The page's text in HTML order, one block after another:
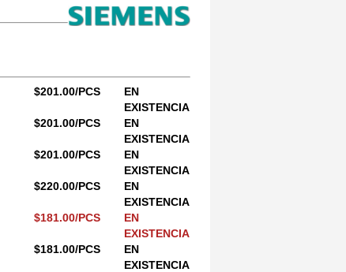
$201.00/PCS
EN
EXISTENCIA
$201.00/PCS
EN
EXISTENCIA
$201.00/PCS
EN
EXISTENCIA
$220.00/PCS
EN
EXISTENCIA
$181.00/PCS
EN
EXISTENCIA
$181.00/PCS
EN
EXISTENCIA